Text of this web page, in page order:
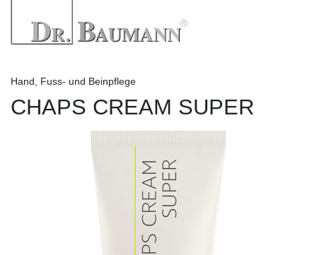
Hand, Fuss- und Beinpflege
CHAPS CREAM SUPER